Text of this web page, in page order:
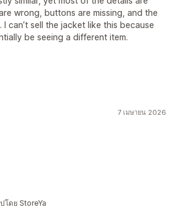
wrong, buttons are missing, and the
I can’t sell the jacket like this because
be seeing a different item.
7 เมษายน 2026
โดย StoreYa